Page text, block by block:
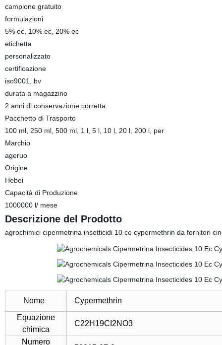
campione gratuito
formulazioni
5% ec, 10% ec, 20% ec
etichetta
personalizzato
certificazione
iso9001, bv
durata a magazzino
2 anni di conservazione corretta
Pacchetto di Trasporto
100 ml, 250 ml, 500 ml, 1 l, 5 l, 10 l, 20 l, 200 l, per
Marchio
ageruo
Origine
Hebei
Capacità di Produzione
1000000 l/ mese
Descrizione del Prodotto
agrochimici cipermetrina insetticidi 10 ce cypermethrin da fornitori
Nome
Cypermethrin
Equazione
chimica
C22H19CI2NO3
Numero